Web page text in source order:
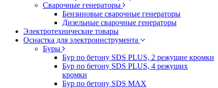
Сварочные генераторы
Бензиновые сварочные генераторы
Дизельные сварочные генераторы
Электротехнические товары
Оснастка для электроинструмента
Буры
Бур по бетону SDS PLUS, 2 режущие кромки
Бур по бетону SDS PLUS, 4 режущих
кромки
Бур по бетону SDS MAX